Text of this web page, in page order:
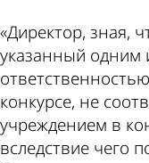
«Директор, зная,
указанный одним
конкурсе, не
учреждением в
вследствие чего